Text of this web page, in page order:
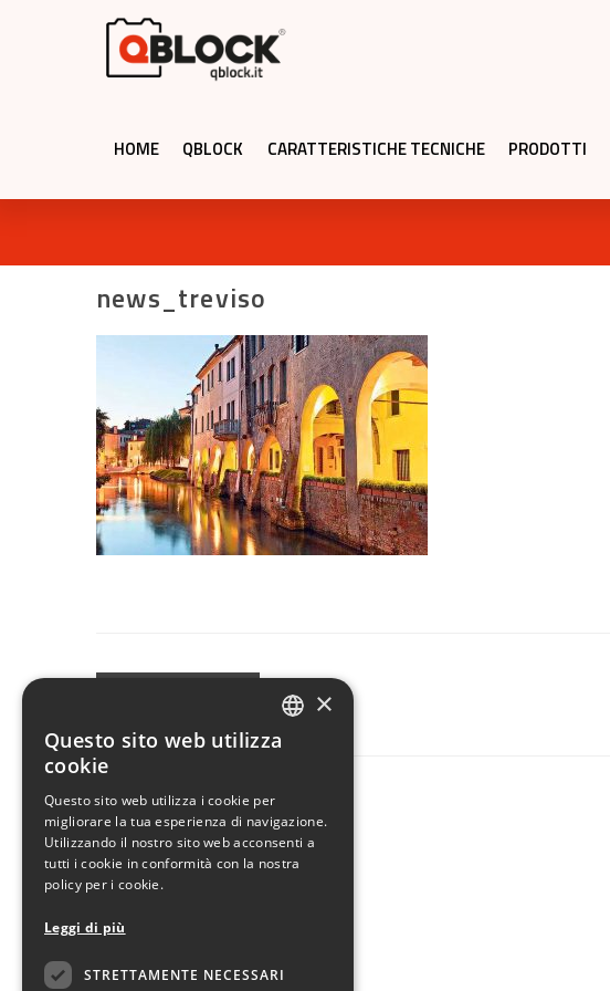
HOME QBLOCK CARATTERISTICHE TECNICHE PRODOTTI
news_treviso
×
Questo sito web utilizza
cookie
Questo sito web utilizza i cookie per
migliorare la tua esperienza di navigazione.
Utilizzando il nostro sito web acconsenti a
tutti i cookie in conformità con la nostra
policy per i cookie.
Leggi di più
STRETTAMENTE NECESSARI